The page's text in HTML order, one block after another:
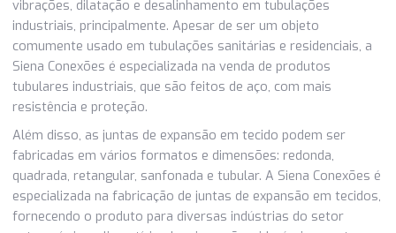
AS JUNTAS SÃO IDEAIS PARA DAR
PROTEÇÃO É TUBULAÇÃO!
As juntas de expansão em tecido são ideais na absorção
vibrações, dilatação e desalinhamento em tubulações
industriais, principalmente. Apesar de ser um objeto
comumente usado em tubulações sanitárias e
Siena Conexões é especializada na venda de produtos
tubulares industriais, que são feitos de aço, com mais
resistência e proteção.